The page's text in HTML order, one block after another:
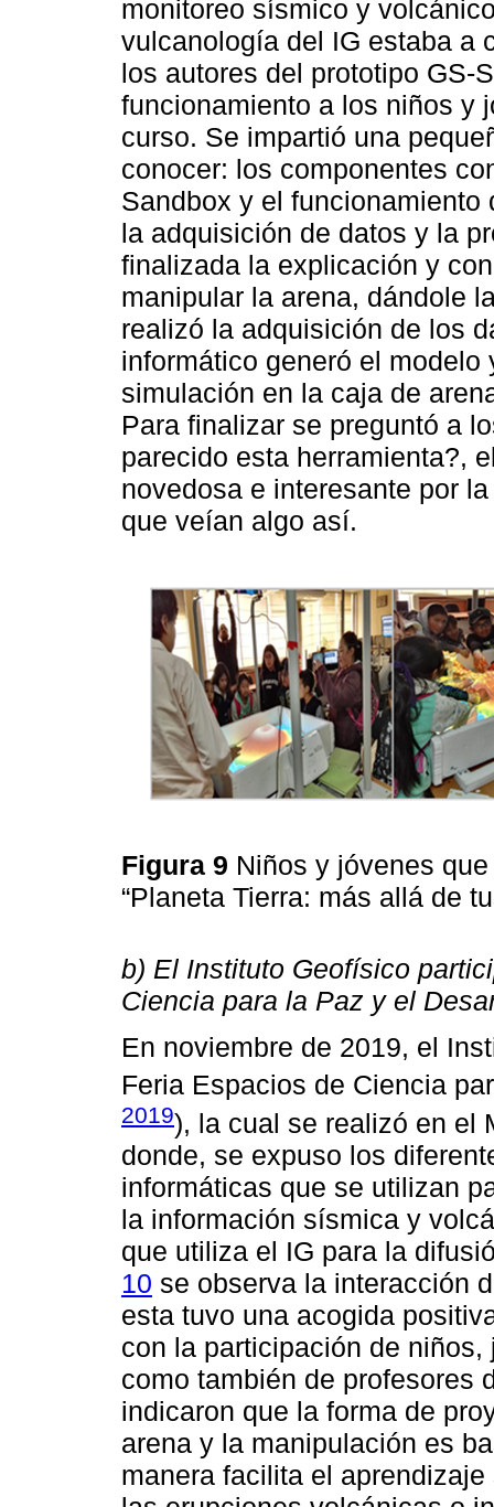
monitoreo sísmico y
vulcanología del IG estaba a
los autores del prototipo GS-
funcionamiento a los niños y
curso. Se impartió una
conocer: los componentes
Sandbox y el funcionamiento
la adquisición de datos y la
finalizada la explicación y
manipular la arena, dándole
realizó la adquisición de los
informático generó el
simulación en la caja de
Para finalizar se preguntó a
parecido esta herramienta?,
novedosa e interesante por
que veían algo así.
Figura 9 Niños y jóvenes
“Planeta Tierra: más allá de
b) El Instituto Geofísico
Ciencia para la Paz y el
En noviembre de 2019, el
Feria Espacios de Ciencia
2019), la cual se realizó en el
donde, se expuso los
informáticas que se utilizan
la información sísmica y
que utiliza el IG para la
10 se observa la interacción
esta tuvo una acogida
con la participación de
como también de profesores
indicaron que la forma de
arena y la manipulación es
manera facilita el